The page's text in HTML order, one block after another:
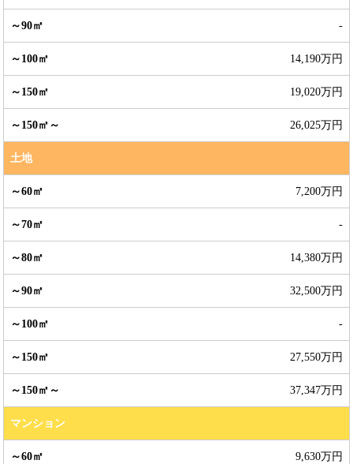
-
14,190万円
19,020万円
26,025万円
土地
7,200万円
-
14,380万円
32,500万円
-
27,550万円
37,347万円
マンション
9,630万円